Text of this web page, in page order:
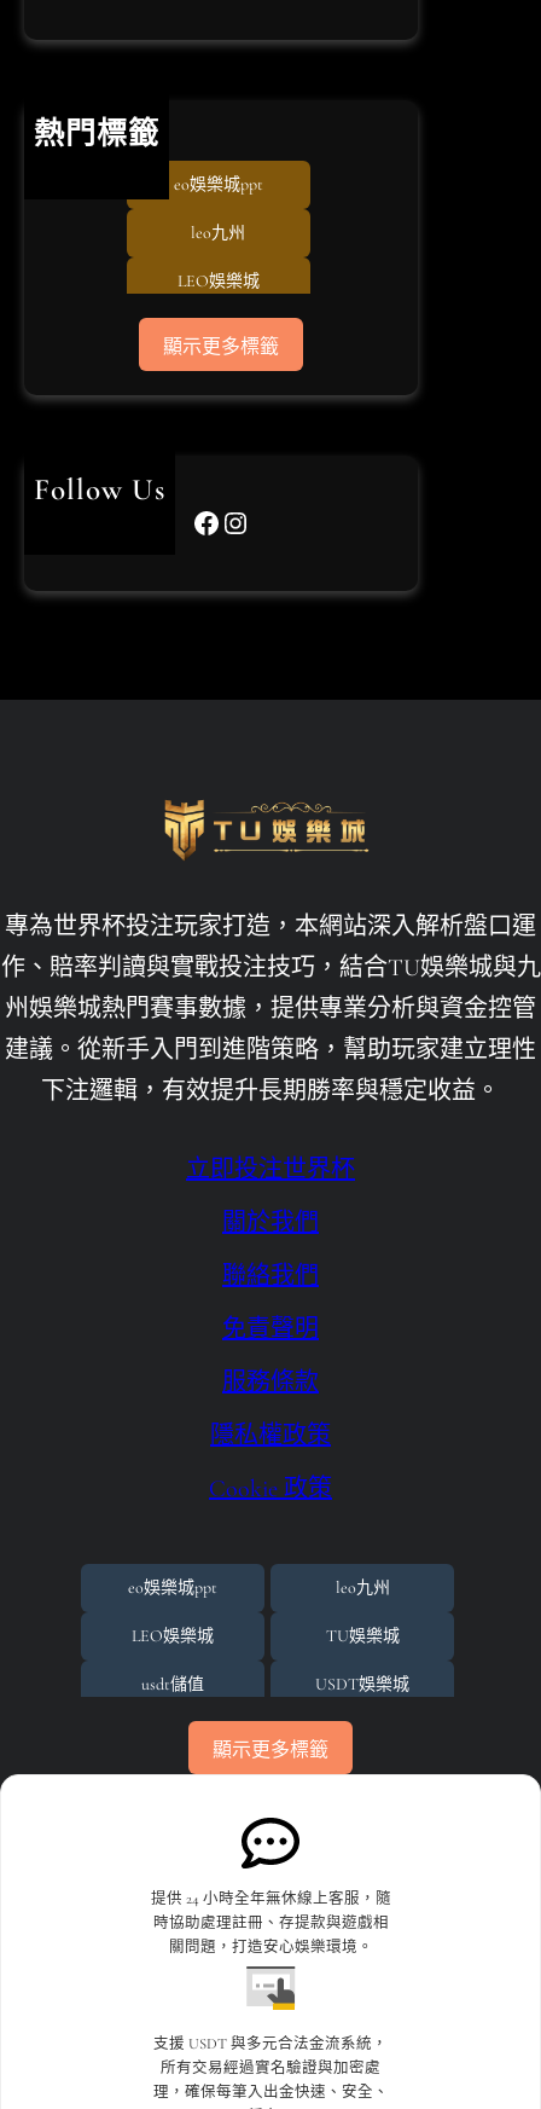
熱門標籤
eo娛樂城ppt
leo九州
LEO娛樂城
usdt儲值
世界杯投注
世足賠率運彩
世足賽下注
九州娛樂leo
九州娛樂城
九州娛樂城不出金
九州娛樂城倒了
九州娛樂城洗錢
九州娛樂城評價
優塔娛樂城客服
優塔娛樂城手機版下載
免費送體驗金
六合彩即時
場中投注基礎邏輯與核心價值
娛樂城
娛樂城代理
娛樂城活動
娛樂城詐騙
淘金娛樂城
百家樂破解
百家樂遊戲
真人荷官
顯示更多標籤
Follow Us
Facebook Instagram
專為世界杯投注玩家打造，本網站深入解析盤口運
作、賠率判讀與實戰投注技巧，結合TU娛樂城與九
州娛樂城熱門賽事數據，提供專業分析與資金控管
建議。從新手入門到進階策略，幫助玩家建立理性
下注邏輯，有效提升長期勝率與穩定收益。
立即投注世界杯
關於我們
聯絡我們
免責聲明
服務條款
隱私權政策
Cookie 政策
eo娛樂城ppt leo九州
LEO娛樂城 TU娛樂城
usdt儲值 USDT娛樂城
usdt娛樂城體驗金 世界杯投注
世足賽下注 九州娛樂leo
九州娛樂城不出金
九州娛樂城評價 優塔娛樂城App
顯示更多標籤
提供 24 小時全年無休線上客服，隨
時協助處理註冊、存提款與遊戲相
關問題，打造安心娛樂環境。
支援 USDT 與多元合法金流系統，
所有交易經過實名驗證與加密處
理，確保每筆入出金快速、安全、